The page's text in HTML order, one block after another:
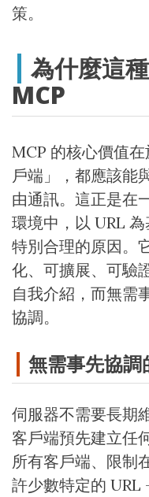
策。
為什麼這
MCP
MCP 的核心價值
戶端」，都應該能
由通訊。這正是在
環境中，以 URL
特別合理的原因。
化、可擴展、可驗
自我介紹，而無需
協調。
無需事先協調
伺服器不需要長期
客戶端預先建立任
所有客戶端、限制
許少數特定的